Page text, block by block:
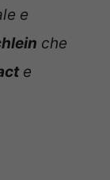
e
che
e